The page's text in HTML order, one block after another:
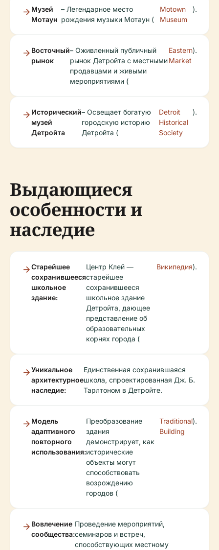
Музей
Мотаун
– Легендарное место
рождения музыки Мотаун (
Motown
Museum
).
Восточный
рынок
– Оживленный публичный
рынок Детройта с местными
продавцами и живыми
мероприятиями (
Eastern
Market
).
Исторический
музей
Детройта
– Освещает богатую
городскую историю
Детройта (
Detroit
Historical
Society
).
Выдающиеся
особенности и
наследие
Старейшее
сохранившееся
школьное
здание:
Центр Клей —
старейшее
сохранившееся
школьное здание
Детройта, дающее
представление об
образовательных
корнях города (
Википедия).
Уникальное
архитектурное
наследие:
Единственная сохранившаяся
школа, спроектированная Дж. Б.
Тарлтоном в Детройте.
Модель
адаптивного
повторного
использования:
Преобразование
здания
демонстрирует, как
исторические
объекты могут
способствовать
возрождению
городов (
Traditional
Building
).
Вовлечение
сообщества:
Проведение мероприятий,
семинаров и встреч,
способствующих местному